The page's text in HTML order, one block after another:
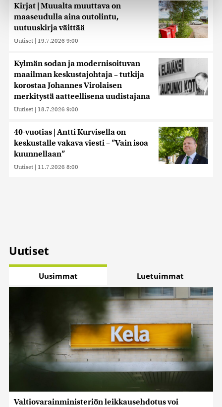
Käytämme evästeitä tarjoamamme sisällön ja mainosten
räätälöimiseen, sosiaalisen median ominaisuuksien
tukemiseen ja kävijämäärämme analysoimiseen. Lisäksi
jaamme sosiaalisen median, mainosalan ja analytiikka-
sivustoamme. Kumppanimme voivat yhdistää näitä
tietoja muihin tietoihin, joita olet antanut heille tai joita on
kerätty, kun olet käyttänyt heidän palvelujaan. Tietoja
saatetaan myös siirtää ulkomaille.
Kirjat | Muualta muuttava on
maaseudulla aina outolintu,
uutuuskirja väittää
Uutiset | 19.7.2026 9:00
Kylmän sodan ja modernisoituvan
maailman keskustajohtaja – tutkija
korostaa Johannes Virolaisen
merkitystä aatteellisena uudistajana
Uutiset | 18.7.2026 9:00
40-vuotias | Antti Kurvisella on
keskustalle vakava viesti – ”Vain isoa
kuunnellaan”
Uutiset | 11.7.2026 8:00
Uutiset
Uusimmat Luetuimmat
Valtiovarainministeriön leikkausehdotus voi